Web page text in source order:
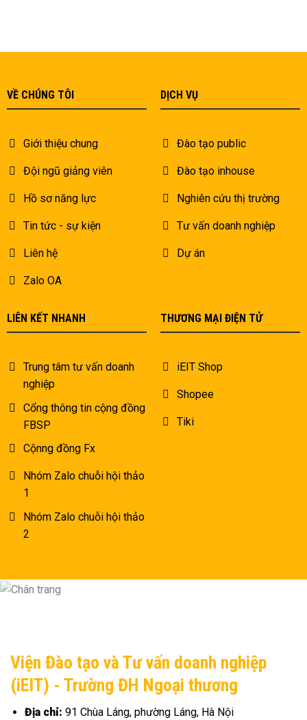
VỀ CHÚNG TÔI
Giới thiệu chung
Đội ngũ giảng viên
Hồ sơ năng lực
Tin tức - sự kiện
Liên hệ
Zalo OA
DỊCH VỤ
Đào tạo public
Đào tạo inhouse
Nghiên cứu thị trường
Tư vấn doanh nghiệp
Dự án
LIÊN KẾT NHANH
Trung tâm tư vấn doanh
nghiệp
Cổng thông tin cộng đồng
FBSP
Cộnng đồng Fx
Nhóm Zalo chuỗi hội thảo
1
Nhóm Zalo chuỗi hội thảo
2
THƯƠNG MẠI ĐIỆN TỬ
iEIT Shop
Shopee
Tiki
Viện Đào tạo và Tư vấn doanh nghiệp
(iEIT) - Trường ĐH Ngoại thương
Địa chỉ: 91 Chùa Láng, phường Láng, Hà Nội